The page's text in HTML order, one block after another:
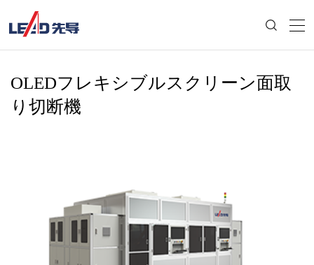
OLEDフレキシブルスクリーン面取
り切断機